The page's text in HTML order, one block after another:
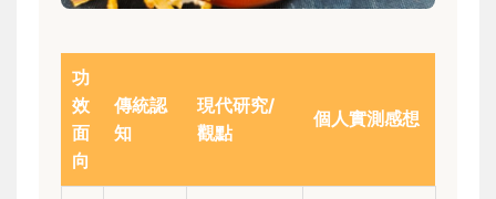
功
效
面
向
傳統認
知
現代研究/
觀點
個人實測感想